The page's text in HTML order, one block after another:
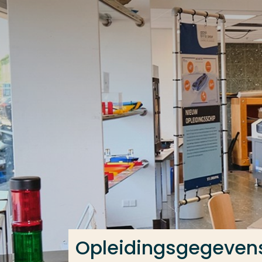
Ga direct naar de content
Veel gezocht
Opleiding